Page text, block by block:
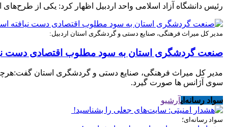
رئیس دانشگاه آزاد اسلامی واحد اردبیل اظهار کرد: یکی از
مدیر کل میراث فرهنگی، صنایع دستی و گردشگری استان اردبیل:
صنعت گردشگری استان به سود مطلوب اقتصادی دست
مدیر کل میراث فرهنگی، صنایع دستی و گردشگری استان
سوی آژانس ها صورت گیرد.
سواد رسانه‌ایآرشیو
سواد رسانه‌ای؛